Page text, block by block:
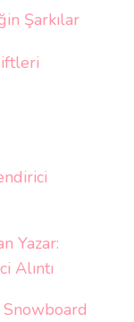
Şarkılar
Yazar:
Alıntı
Snowboard